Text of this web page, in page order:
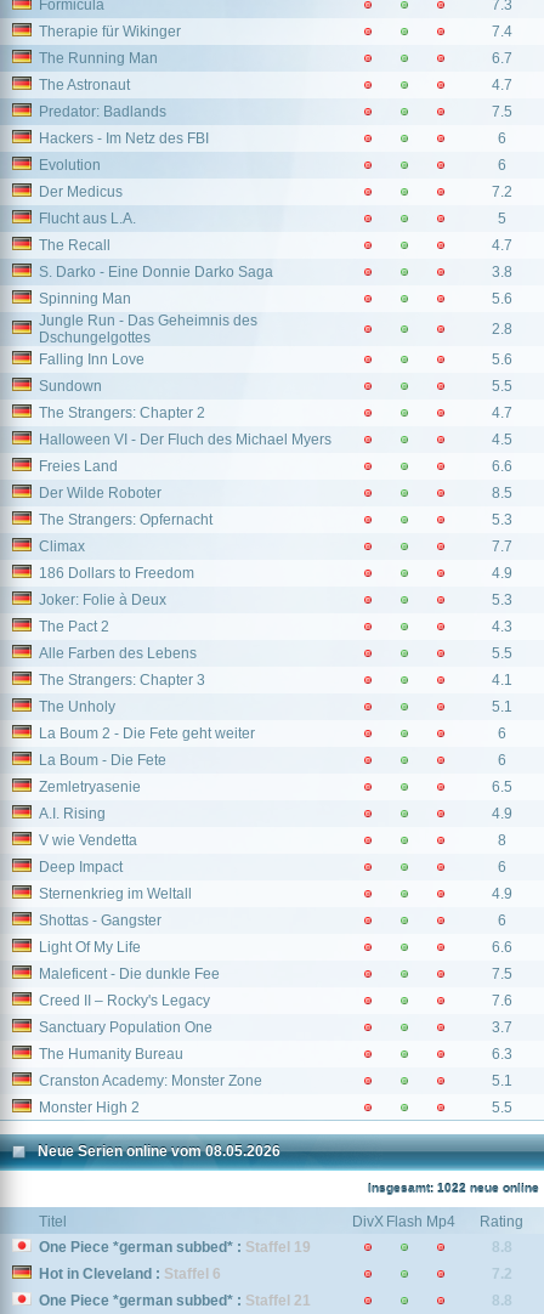
Formicula
7.3
Therapie für Wikinger
7.4
The Running Man
6.7
The Astronaut
4.7
Predator: Badlands
7.5
Hackers - Im Netz des FBI
6
Evolution
6
Der Medicus
7.2
Flucht aus L.A.
5
The Recall
4.7
S. Darko - Eine Donnie Darko Saga
3.8
Spinning Man
5.6
Jungle Run - Das Geheimnis des
Dschungelgottes
2.8
Falling Inn Love
5.6
Sundown
5.5
The Strangers: Chapter 2
4.7
Halloween VI - Der Fluch des Michael Myers
4.5
Freies Land
6.6
Der Wilde Roboter
8.5
The Strangers: Opfernacht
5.3
Climax
7.7
186 Dollars to Freedom
4.9
Joker: Folie à Deux
5.3
The Pact 2
4.3
Alle Farben des Lebens
5.5
The Strangers: Chapter 3
4.1
The Unholy
5.1
La Boum 2 - Die Fete geht weiter
6
La Boum - Die Fete
6
Zemletryasenie
6.5
A.I. Rising
4.9
V wie Vendetta
8
Deep Impact
6
Sternenkrieg im Weltall
4.9
Shottas - Gangster
6
Light Of My Life
6.6
Maleficent - Die dunkle Fee
7.5
Creed II – Rocky's Legacy
7.6
Sanctuary Population One
3.7
The Humanity Bureau
6.3
Cranston Academy: Monster Zone
5.1
Monster High 2
5.5
Neue Serien online vom 08.05.2026
Insgesamt: 1022 neue online
Titel DivX Flash Mp4
Rating
One Piece *german subbed* : Staffel 19
8.8
Hot in Cleveland : Staffel 6
7.2
One Piece *german subbed* : Staffel 21
8.8